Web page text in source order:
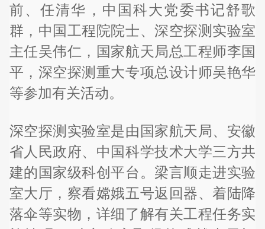
前、任清华，中国科大党委书记舒歌
群，中国工程院院士、深空探测实验室
主任吴伟仁，国家航天局总工程师李国
平，深空探测重大专项总设计师吴艳华
等参加有关活动。
深空探测实验室是由国家航天局、安徽
省人民政府、中国科学技术大学三方共
建的国家级科创平台。梁言顺走进实验
室大厅，察看嫦娥五号返回器、着陆降
落伞等实物，详细了解有关工程任务实